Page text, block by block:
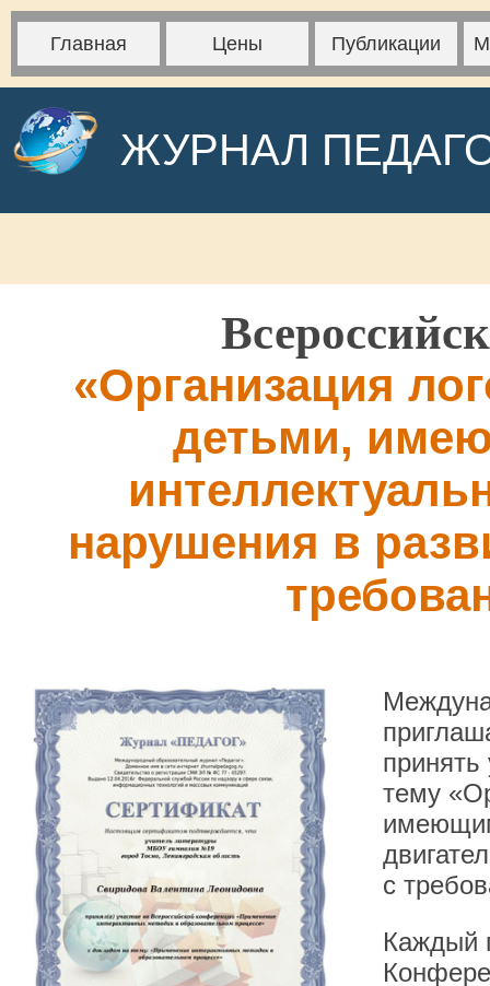
Главная Цены Публикации
ЖУРНАЛ
«Организация
детьми,
нарушения в
тему
с
Каждый